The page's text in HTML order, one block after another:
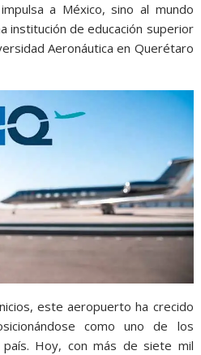
a México, sino al mundo
institución de educación superior
Aeronáutica en Querétaro
este aeropuerto ha crecido
como uno de los
Hoy, con más de siete mil